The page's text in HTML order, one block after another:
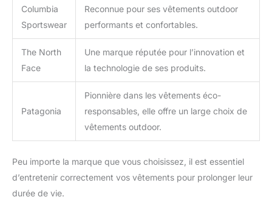
Columbia
Sportswear
Reconnue pour ses vêtements outdoor
performants et confortables.
The North
Face
Une marque réputée pour l’innovation et
la technologie de ses produits.
Patagonia
Pionnière dans les vêtements éco-
responsables, elle offre un large choix de
vêtements outdoor.
Peu importe la marque que vous choisissez, il est essentiel
d’entretenir correctement vos vêtements pour prolonger leur
durée de vie.